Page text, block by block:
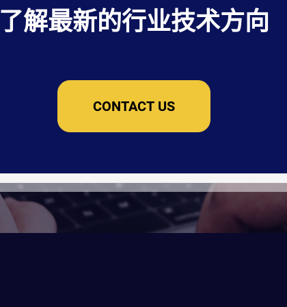
了解最新的行业技术方向
CONTACT US